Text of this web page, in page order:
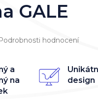
a
na
design
GALE
hodnocení